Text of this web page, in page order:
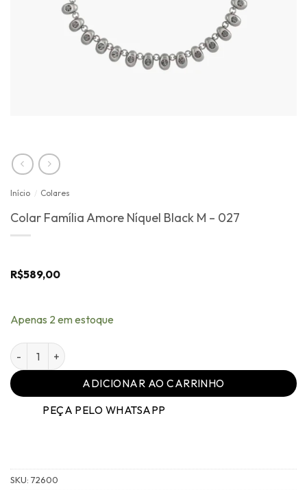
Início / Colares
Colar Família Amore Níquel Black M – 027
R$589,00
Apenas 2 em estoque
Colar Família Amore Níquel Black M - 027 quantidade
ADICIONAR AO CARRINHO
PEÇA PELO WHATSAPP
SKU: 72600